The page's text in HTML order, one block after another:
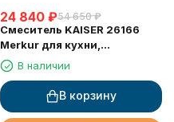
24 840 ₽54 650 ₽
Смеситель KAISER 26166
Merkur для кухни,
поворотный, выдвижной
(шланг 0013)
В наличии
В корзину